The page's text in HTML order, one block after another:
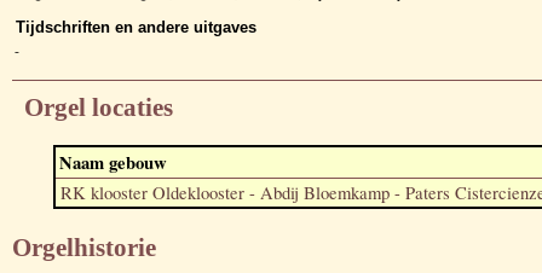
Tijdschriften en andere uitgaves
-
Orgel locaties
Naam gebouw
RK klooster Oldeklooster - Abdij Bloemkamp - Paters
Orgelhistorie